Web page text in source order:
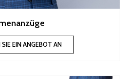
SIE EIN ANGEBOT AN